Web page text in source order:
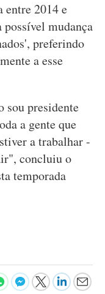
entre 2014 e
mudança
preferindo
a esse
sou presidente
a gente que
a trabalhar -
concluiu o
temporada